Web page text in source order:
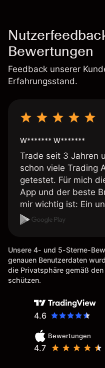
Bewertungen
Feedback unserer
Erfahrungsstand.
W******* W*******
Trade seit 3 Jahren
schon viele Trading
getestet. Für mich
App und der beste
mir wichtig ist: Ein
Auszahlungen per
möglich. Berichte,
Eine
bei Naga ist wäre
Unsere 4- und 5-Sterne-
genauen Benutzerdaten
die Privatsphäre gemäß
schützen.
4.6
Bewertungen
4.7